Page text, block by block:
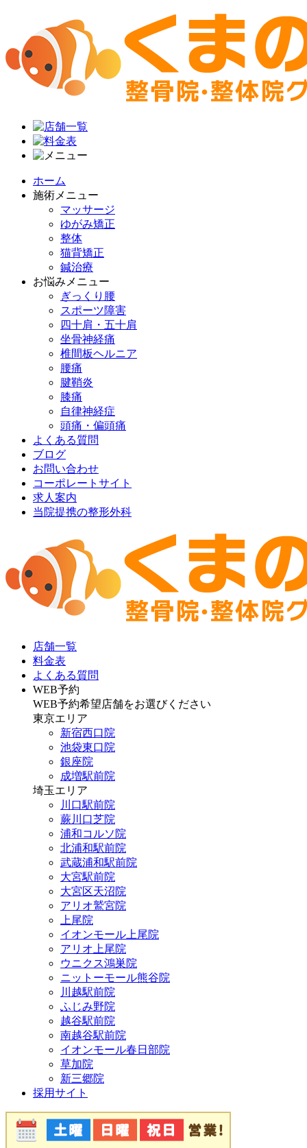
ホーム
施術メニュー
マッサージ
ゆがみ矯正
整体
猫背矯正
鍼治療
お悩みメニュー
ぎっくり腰
スポーツ障害
四十肩・五十肩
坐骨神経痛
椎間板ヘルニア
腰痛
腱鞘炎
膝痛
自律神経症
頭痛・偏頭痛
よくある質問
ブログ
お問い合わせ
コーポレートサイト
求人案内
当院提携の整形外科
店舗一覧
料金表
よくある質問
WEB予約
WEB予約希望店舗をお選びください
東京エリア
新宿西口院
池袋東口院
銀座院
成増駅前院
埼玉エリア
川口駅前院
蕨川口芝院
浦和コルソ院
北浦和駅前院
武蔵浦和駅前院
大宮駅前院
大宮区天沼院
アリオ鷲宮院
上尾院
イオンモール上尾院
アリオ上尾院
ウニクス鴻巣院
ニットーモール熊谷院
川越駅前院
ふじみ野院
越谷駅前院
南越谷駅前院
イオンモール春日部院
草加院
新三郷院
採用サイト